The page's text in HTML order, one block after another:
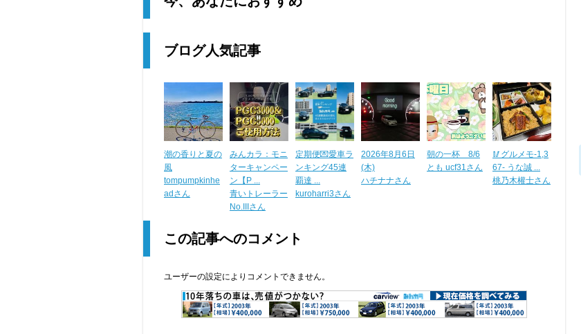
ブログ人気記事
潮の香りと夏の
風
tompumpkinhe
adさん
みんカラ：モニ
ターキャンペー
ン【P ...
青いトレーラー
No.IIIさん
定期便💌愛車ラ
ンキング45連
覇達 ...
kuroharri3さん
2026年8月6日
(木)
ハチナナさん
朝の一杯 8/6
とも ucf31さん
🥢グルメモ-1,3
67- うな誠 ...
桃乃木權士さん
この記事へのコメント
ユーザーの設定によりコメントできません。